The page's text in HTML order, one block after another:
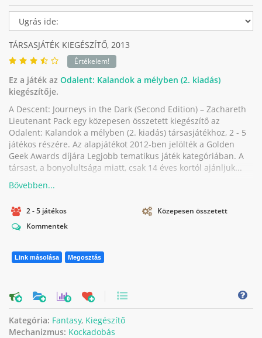
TÁRSASJÁTÉK KIEGÉSZÍTŐ, 2013
Értékelem!
Ez a játék az Odalent: Kalandok a mélyben (2. kiadás)
kiegészítője.
A Descent: Journeys in the Dark (Second Edition) – Zachareth
Lieutenant Pack egy közepesen összetett kiegészítő az
Odalent: Kalandok a mélyben (2. kiadás) társasjátékhoz, 2 - 5
játékos részére. Az alapjátékot 2012-ben jelölték a Golden
Geek Awards díjára Legjobb tematikus játék kategóriában. A
társast, a bonyolultsága miatt, csak 14 éves kortól ajánljuk...
2 - 5 játékos
Közepesen összetett
Kommentek
Link másolása Megosztás
0
Kategória: Fantasy, Kiegészítő
Mechanizmus: Kockadobás